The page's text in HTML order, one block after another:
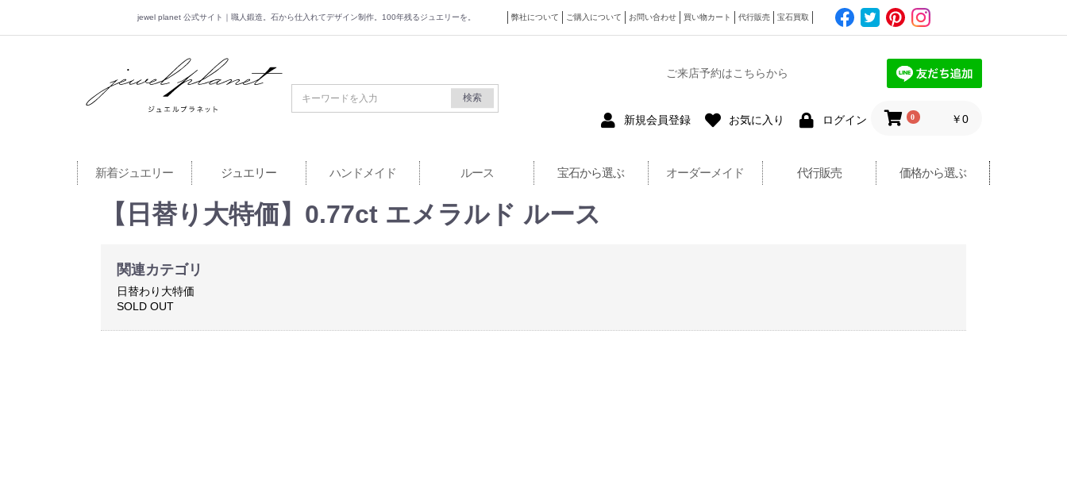
jewel planet 公式サイト｜職人鍛造。石から仕入れてデザイン制作。100年残るジュエリーを。 弊社について ご購入について お問い合わせ 買い物カート 代行販売 宝石買取
jewel planet 公式サイト
検索
ご来店予約はこちらから
新規会員登録 お気に入り ログイン 0 ￥0
新着ジュエリー ジュエリー ハンドメイド ルース 宝石から選ぶ オーダーメイド 代行販売 価格から選ぶ
【日替り大特価】0.77ct エメラルド ルース
関連カテゴリ
日替わり大特価
SOLD OUT